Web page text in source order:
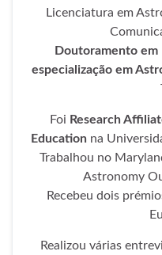
Licenciatura em
Doutoramento em
especialização em
FoiResearch
Educationna
Trabalhou no
Astronomy
Recebeu dois